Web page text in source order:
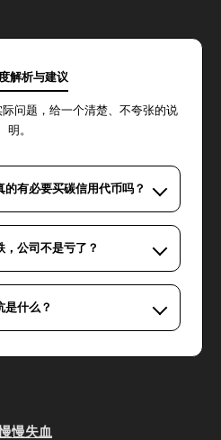
解析与建议
问题，给一个清楚、不夸张的说
明。
有必要买碳信用代币吗？
公司不是亏了？
是什么？
慢失血